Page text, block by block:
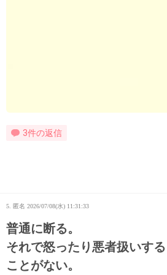
3件の返信
5. 匿名 2026/07/08(水) 11:31:33
普通に断る。
それで怒ったり悪者扱いす
ことがない。